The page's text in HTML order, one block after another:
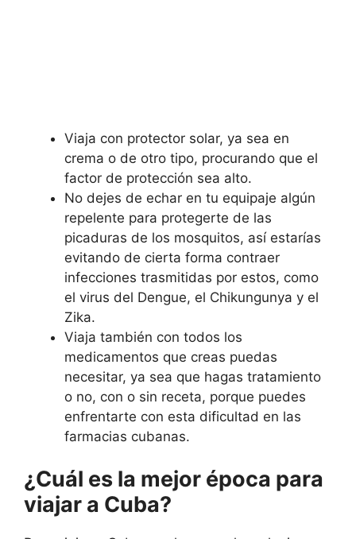
Viaja con protector solar, ya sea en
crema o de otro tipo, procurando que el
factor de protección sea alto.
No dejes de echar en tu equipaje algún
repelente para protegerte de las
picaduras de los mosquitos, así estarías
evitando de cierta forma contraer
infecciones trasmitidas por estos, como
el virus del Dengue, el Chikungunya y el
Zika.
Viaja también con todos los
medicamentos que creas puedas
necesitar, ya sea que hagas tratamiento
o no, con o sin receta, porque puedes
enfrentarte con esta dificultad en las
farmacias cubanas.
¿Cuál es la mejor época para
viajar a Cuba?